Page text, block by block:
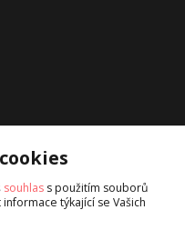
souhlas s použitím souborů
týkající se Vašich